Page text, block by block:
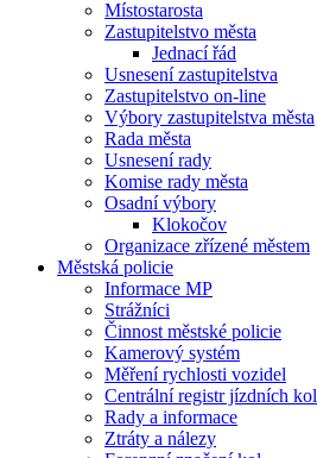
Místostarosta
Zastupitelstvo města
Jednací řád
Usnesení zastupitelstva
Zastupitelstvo on-line
Výbory zastupitelstva města
Rada města
Usnesení rady
Komise rady města
Osadní výbory
Klokočov
Organizace zřízené městem
Městská policie
Informace MP
Strážníci
Činnost městské policie
Kamerový systém
Měření rychlosti vozidel
Centrální registr jízdních kol
Rady a informace
Ztráty a nálezy